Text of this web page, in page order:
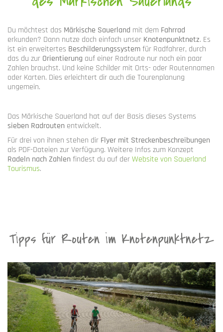
Du möchtest das Märkische Sauerland mit dem Fahrrad
erkunden? Dann nutze doch einfach unser Knotenpunktnetz. Es
ist ein erweitertes Beschilderungssystemfür Radfahrer, durch
das du zur Orientierung auf einer Radroute nur noch ein paar
Zahlen brauchst. Und keine Schilder mit Orts- oder Routennamen
oder Karten. Dies erleichtert dir auch die Tourenplanung
ungemein.
Das Märkische Sauerland hat auf der Basis dieses Systems
sieben Radrouten entwickelt.
Für drei von ihnen stehen dir Flyer mit Streckenbeschreibungen
als PDF-Dateien zur Verfügung. Weitere Infos zum Konzept
Radeln nach Zahlenfindest du auf derWebsite von Sauerland
Tourismus.
Tipps für Routen im Knotenpunktnetz